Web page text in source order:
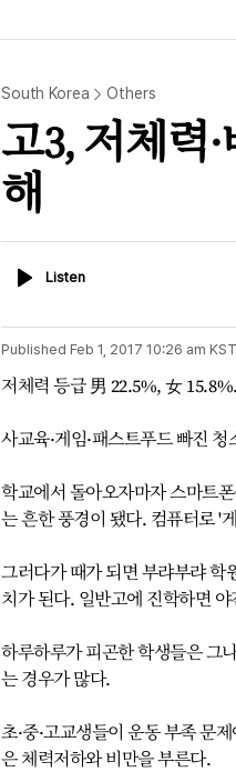
South Korea Others
고3, 저체력
해
ListenListen
Published Feb 1, 2017 10:26 am KST
저체력 등급 男 22.5%, 女
사교육·게임·패스트푸드 빠진
학교에서 돌아오자마자 스마트
는 흔한 풍경이 됐다. 컴퓨터로 '
그러다가 때가 되면 부랴부랴 학
치가 된다. 일반고에 진학하면
하루하루가 피곤한 학생들은 그
는 경우가 많다.
초·중·고교생들이 운동 부족 문
은 체력저하와 비만을 부른다.